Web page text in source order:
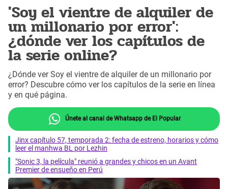
'Soy el vientre de alquiler de
un millonario por error':
¿dónde ver los capítulos de
la serie online?
¿Dónde ver Soy el vientre de alquiler de un millonario por
error? Descubre cómo ver los capítulos de la serie en línea
y en qué página.
Únete al canal de Whatsapp de El Popular
Jinx capítulo 57, temporada 2: fecha de estreno, horarios y cómo
leer el manhwa BL por Lezhin
"Sonic 3, la película" reunió a grandes y chicos en un Avant
Premier de ensueño en Perú